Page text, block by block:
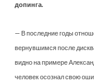
допинга.
— В последние годы
вернувшимся после
видно на примере
человек осознал свою